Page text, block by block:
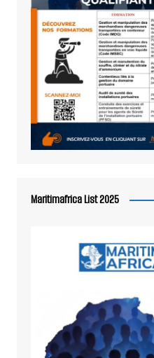
Maritimafrica List 2025